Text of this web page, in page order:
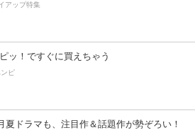
アップ特集
ッ！ですぐに買えちゃう
ンピ
夏ドラマも、注目作＆話題作が勢ぞろい！